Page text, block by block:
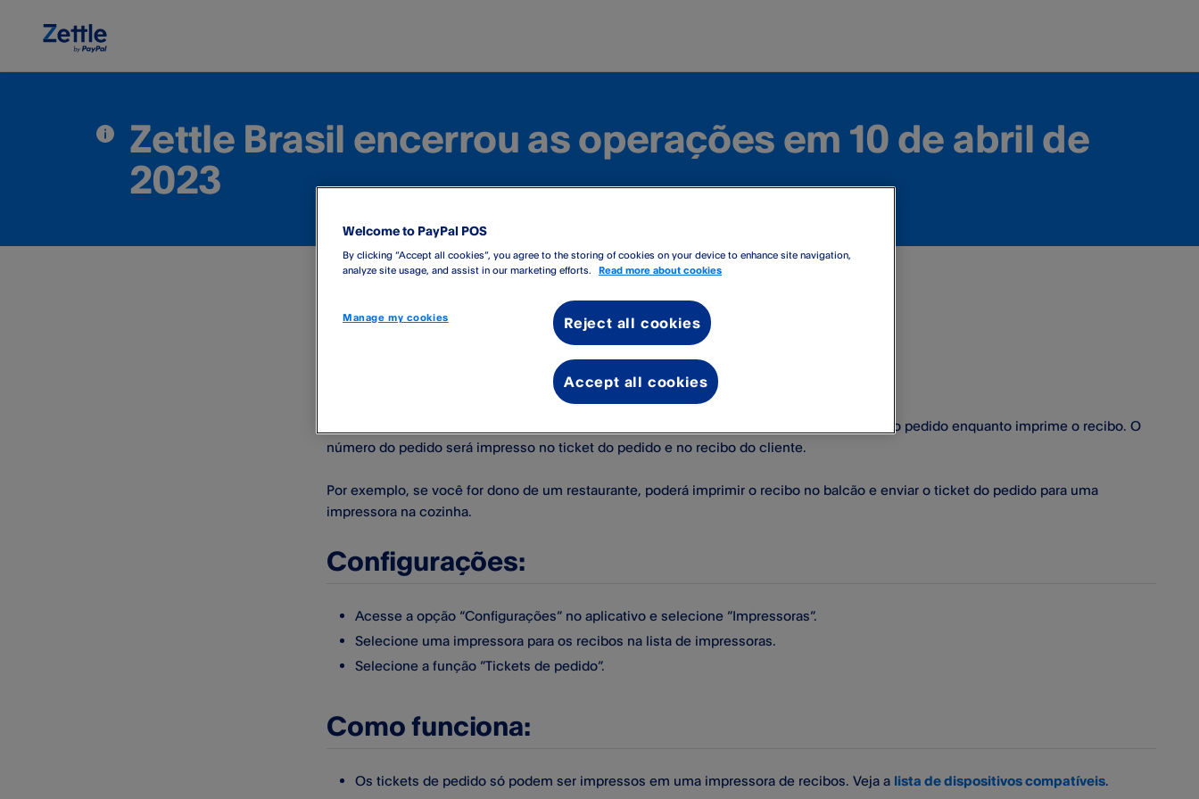
Zettle Brasil encerrou as operações em 10 de abril de
2023
​Tickets de pedido
Para manter controle dos seus pedidos, você pode automaticamente imprimir um ticket do pedido enquanto imprime o recibo. O
número do pedido será impresso no ticket do pedido e no recibo do cliente.
Por exemplo, se você for dono de um restaurante, poderá imprimir o recibo no balcão e enviar o ticket do pedido para uma
impressora na cozinha.
Configurações:
Acesse a opção “Configurações” no aplicativo e selecione ”Impressoras”.
Selecione uma impressora para os recibos na lista de impressoras.
Selecione a função ”Tickets de pedido”.
Como funciona:
Os tickets de pedido só podem ser impressos em uma impressora de recibos. Veja a lista de dispositivos compatíveis.
Welcome to PayPal POS
By clicking “Accept all cookies”, you agree to the storing of cookies on your device to enhance site navigation,
analyze site usage, and assist in our marketing efforts.
Read more about cookies
Manage my cookies Reject all cookies
Accept all cookies